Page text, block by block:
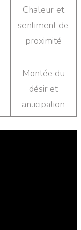
Chaleur et
sentiment de
proximité
Montée du
désir et
anticipation